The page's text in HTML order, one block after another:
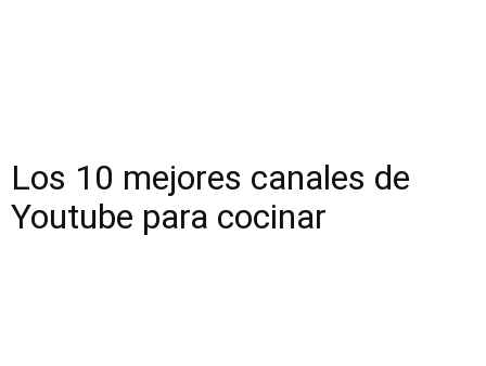
Los 10 mejores canales de
Youtube para cocinar